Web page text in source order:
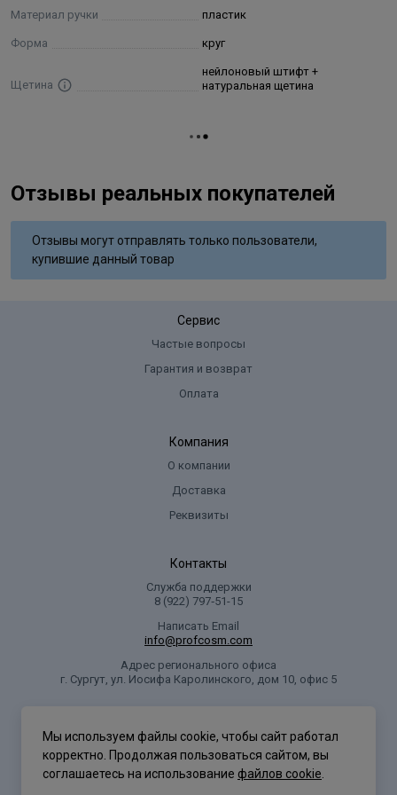
Материал ручки пластик
Форма круг
Щетина
нейлоновый штифт +
натуральная щетина
Отзывы реальных покупателей
Отзывы могут отправлять только пользователи,
купившие данный товар
Сервис
Частые вопросы
Гарантия и возврат
Оплата
Компания
О компании
Доставка
Реквизиты
Контакты
Служба поддержки
8 (922) 797‑51-15
Написать Email
info@profcosm.com
Адрес регионального офиса
г. Сургут, ул. Иосифа Каролинского, дом 10, офис 5
Мы используем файлы cookie, чтобы сайт работал
корректно. Продолжая пользоваться сайтом, вы
соглашаетесь на использование файлов cookie